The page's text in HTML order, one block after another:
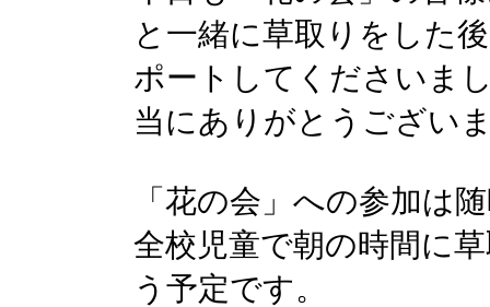
と一緒に草取りをした
ポートしてくださいま
当にありがとうござい
「花の会」への参加は
全校児童で朝の時間に
う予定です。